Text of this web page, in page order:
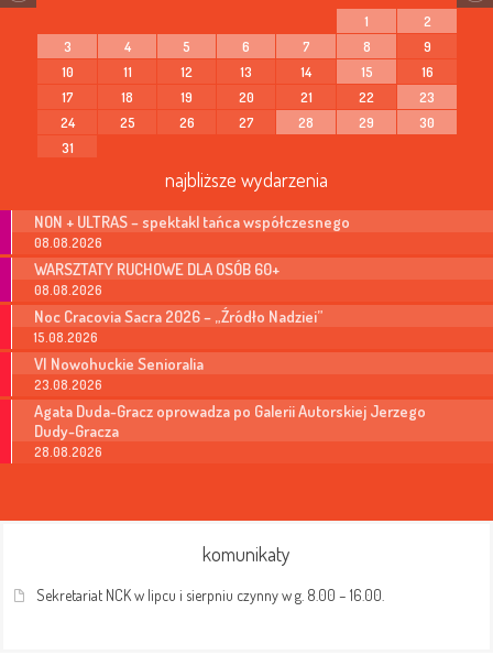
1
2
3
4 5 6 7 8
9
10
11 12 13 14 15
16
17
18 19 20 21 22
23
24
25 26 27 28 29
30
31
najbliższe wydarzenia
NON + ULTRAS – spektakl tańca współczesnego
08.08.2026
WARSZTATY RUCHOWE DLA OSÓB 60+
08.08.2026
Noc Cracovia Sacra 2026 – „Źródło Nadziei”
15.08.2026
VI Nowohuckie Senioralia
23.08.2026
Agata Duda-Gracz oprowadza po Galerii Autorskiej Jerzego
Dudy-Gracza
28.08.2026
komunikaty
Sekretariat NCK w lipcu i sierpniu czynny w g. 8.00 – 16.00.